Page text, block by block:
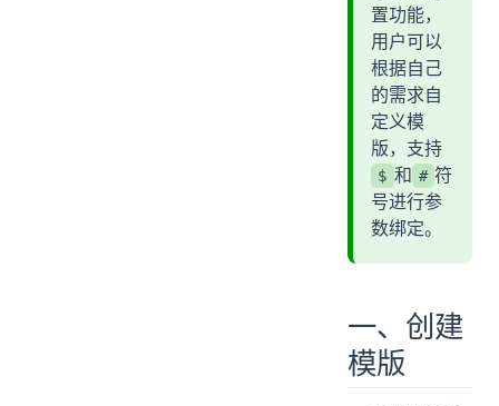
置功能，
用户可以
根据自己
的需求自
定义模
版，支持
$ 和 # 符
号进行参
数绑定。
一、创建
模版